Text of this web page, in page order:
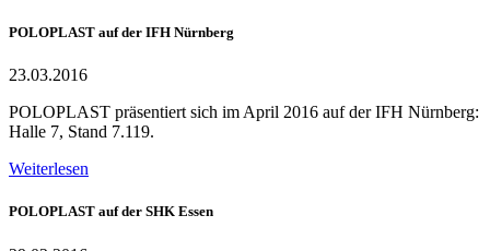
POLOPLAST auf der IFH Nürnberg
23.03.2016
POLOPLAST präsentiert sich im April 2016 auf der IFH Nürnberg:
Halle 7, Stand 7.119.
Weiterlesen
POLOPLAST auf der SHK Essen